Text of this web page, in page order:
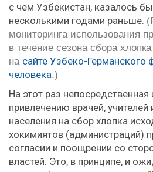
с чем Узбекистан, казалось
несколькими годами раньше.
мониторинга использования
в течение сезона сбора
на сайте Узбеко-Германского
человека.)
На этот раз непосредственная
привлечению врачей, учителей
населения на сбор хлопка
хокимиятов (администраций)
согласии и поощрении со
властей. Это, в принципе, и